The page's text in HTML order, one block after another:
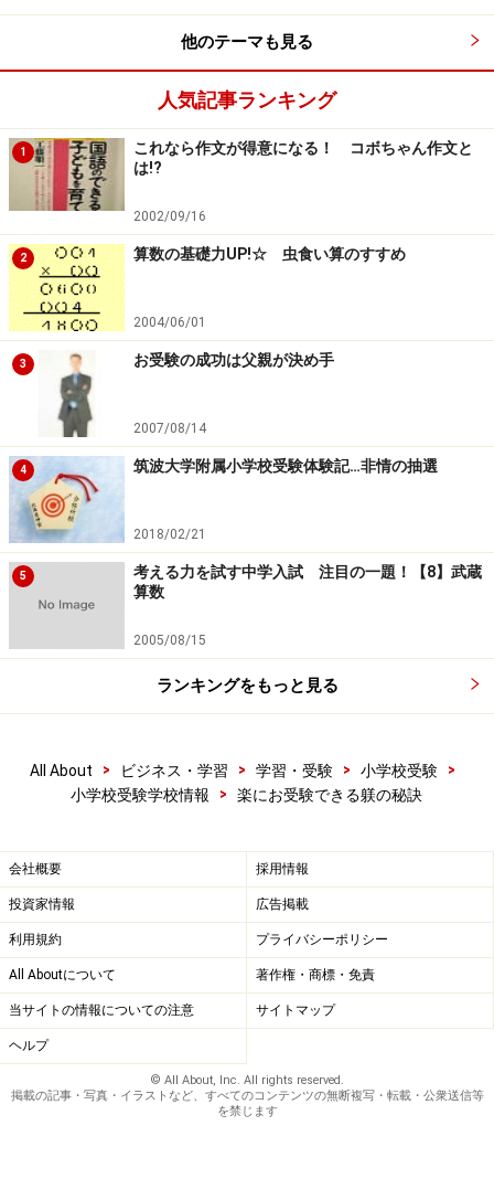
しょう？次のページへ
※記事内容は執筆時点のものです。最新の内容をご確認くださ
他のテーマも見る
人気記事ランキング
1
これなら作文が得意になる！ コボちゃん作文と
は!?
2002/09/16
2 算数の基礎力UP!☆ 虫食い算のすすめ
2004/06/01
3 お受験の成功は父親が決め手
2007/08/14
4 筑波大学附属小学校受験体験記…非情の抽選
2018/02/21
5
考える力を試す中学入試 注目の一題！【8】武蔵
算数
2005/08/15
ランキングをもっと見る
All About > ビジネス・学習 > 学習・受験 > 小学校受験
>
小学校受験学校情報
> 楽にお受験できる躾の秘訣
会社概要 採用情報
投資家情報 広告掲載
利用規約 プライバシーポリシー
All Aboutについて 著作権・商標・免責
当サイトの情報についての注意 サイトマップ
ヘルプ
© All About, Inc. All rights reserved.
掲載の記事・写真・イラストなど、すべてのコンテンツの無断複写・転載・公衆送信等
を禁じます